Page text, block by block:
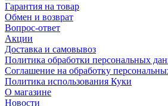
Гарантия на товар
Обмен и возврат
Вопрос-ответ
Акции
Доставка и самовывоз
Политика обработки персональных
Соглашение на обработку
Политика использования Куки
О магазине
Новости